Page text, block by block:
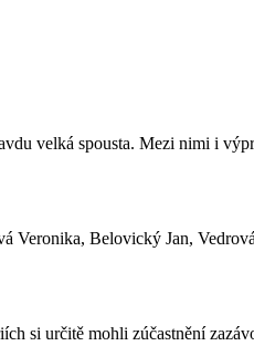
velká spousta. Mezi nimi i
Veronika, Belovický Jan,
si určitě mohli zúčastnění